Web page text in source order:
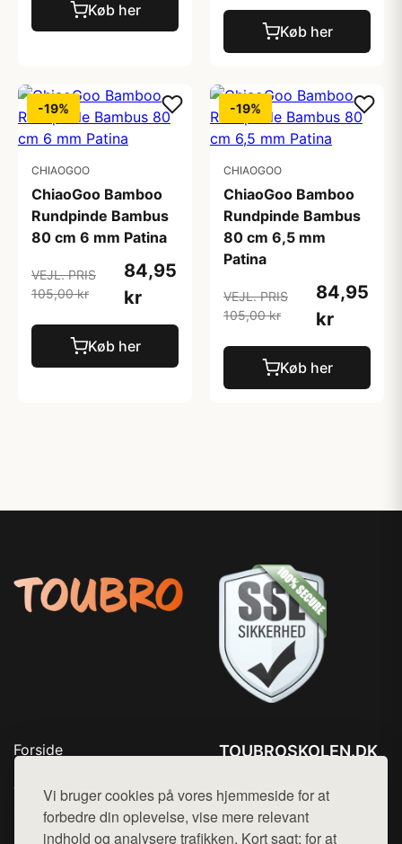
Vi bruger cookies på vores hjemmeside for at
forbedre din oplevelse, vise mere relevant
indhold og analysere trafikken. Kort sagt: for at
Køb her
Køb her
-19%
CHIAOGOO
ChiaoGoo Bamboo
Rundpinde Bambus
80 cm 6 mm Patina
VEJL. PRIS
105,00 kr
84,95
kr
Køb her
-19%
CHIAOGOO
ChiaoGoo Bamboo
Rundpinde Bambus
80 cm 6,5 mm
Patina
VEJL. PRIS
105,00 kr
84,95
kr
Køb her
Forside
Top Rabatter
Blog
Kontakt
TOUBROSKOLEN.DK
Mail: hej@want.dk